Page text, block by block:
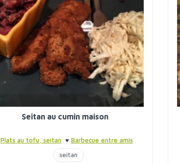
Seitan au cumin maison
Plats au tofu, seitan ♥ Barbecue entre amis
seitan